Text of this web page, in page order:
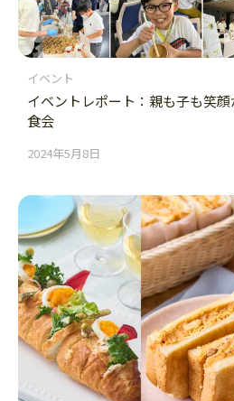
イベント
イベントレポート：親も子も笑
食会
2024年5月8日